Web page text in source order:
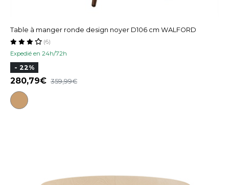
Table à manger ronde design noyer D106 cm WALFORD
Expedié en 24h/72h
(6)
- 22%
280,79 359,99